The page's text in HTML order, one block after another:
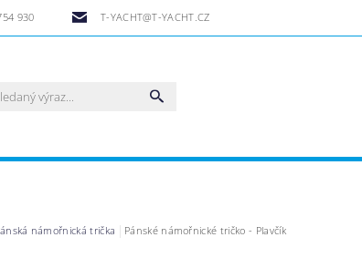
930 T-YACHT@T-YACHT.CZ
námořnická trička Pánské námořnické tričko - Plavčík